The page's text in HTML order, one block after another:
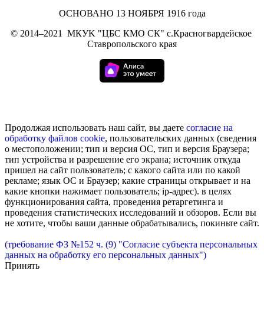
ОСНОВАНО 13 НОЯБРЯ 1916 года
© 2014–2021
МКУK "ЦБС КМО СК" с.Красногвардейское
Ставропольского края
Продолжая использовать наш сайт, вы даете согласие на
обработку файлов cookie, пользовательских данных (сведения
о местоположении; тип и версия ОС, тип и версия Браузера;
тип устройства и разрешение его экрана; источник откуда
пришел на сайт пользователь; с какого сайта или по какой
рекламе; язык ОС и Браузер; какие страницы открывает и на
какие кнопки нажимает пользователь; ip-адрес). в целях
функционирования сайта, проведения ретаргетинга и
проведения статистических исследований и обзоров. Если вы
не хотите, чтобы ваши данные обрабатывались, покиньте сайт.
(требование ФЗ №152 ч. (9) "Согласие субъекта персональных
данных на обработку его персональных данных")
Принять